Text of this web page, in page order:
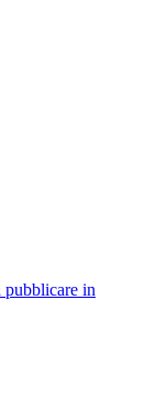
pubblicare in